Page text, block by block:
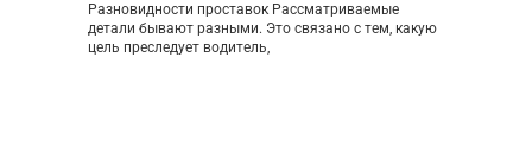
Разновидности проставок Рассматриваемые
детали бывают разными. Это связано с тем, какую
цель преследует водитель,